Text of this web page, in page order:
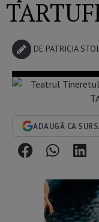
DE PATRICIA
ADAUGĂ CA